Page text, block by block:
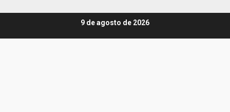
9 de agosto de 2026